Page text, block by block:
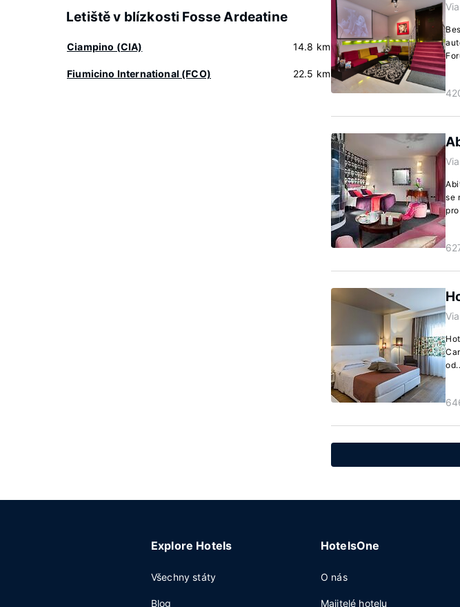
Letiště v blízkosti Fosse Ardeatine
Ciampino (CIA) 14.8 km
Fiumicino International (FCO) 22.5 km
se
Explore Hotels
Všechny státy
Blog
HotelsOne
O nás
Majitelé hotelu